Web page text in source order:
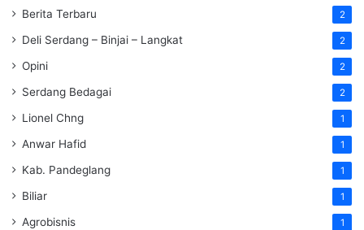
Berita Terbaru 2
Deli Serdang – Binjai – Langkat 2
Opini 2
Serdang Bedagai 2
Lionel Chng 1
Anwar Hafid 1
Kab. Pandeglang 1
Biliar 1
Agrobisnis 1